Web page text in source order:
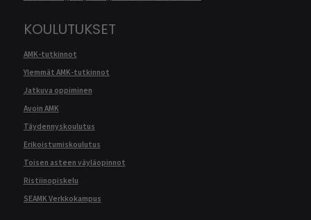
KOULUTUKSET
AMK-tutkinnot
Ylemmät AMK-tutkinnot
Jatkuva oppiminen
Avoin AMK
Täydennyskoulutus
Erikoistumiskoulutus
Toisen asteen väyläopinnot
Ristiinopiskelu
SEAMK Verkkokampus